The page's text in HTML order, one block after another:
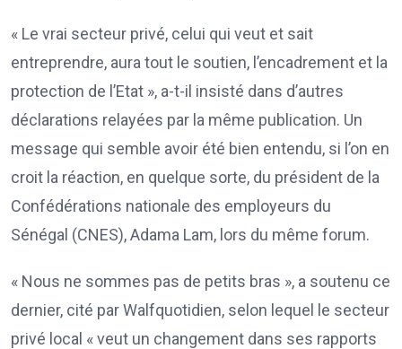
« Le vrai secteur privé, celui qui veut et sait
entreprendre, aura tout le soutien, l’encadrement et la
protection de l’Etat », a-t-il insisté dans d’autres
déclarations relayées par la même publication. Un
message qui semble avoir été bien entendu, si l’on en
croit la réaction, en quelque sorte, du président de la
Confédérations nationale des employeurs du
Sénégal (CNES), Adama Lam, lors du même forum.
« Nous ne sommes pas de petits bras », a soutenu ce
dernier, cité par Walfquotidien, selon lequel le secteur
privé local « veut un changement dans ses rapports